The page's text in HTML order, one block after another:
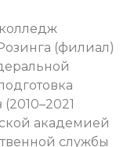
(филиал)
академией
службы